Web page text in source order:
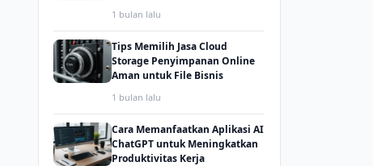
1 bulan lalu
Tips Memilih Jasa Cloud
Storage Penyimpanan Online
Aman untuk File Bisnis
1 bulan lalu
Cara Memanfaatkan Aplikasi AI
ChatGPT untuk Meningkatkan
Produktivitas Kerja